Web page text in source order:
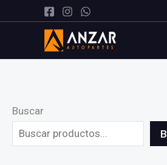
contenido
Buscar